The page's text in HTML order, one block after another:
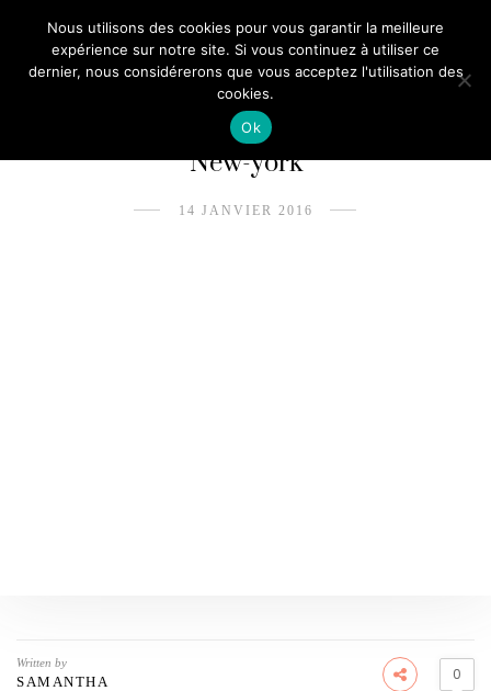
New-york
14 JANVIER 2016
Written by
SAMANTHA 0
Nous utilisons des cookies pour vous garantir la meilleure
expérience sur notre site. Si vous continuez à utiliser ce
dernier, nous considérerons que vous acceptez l'utilisation des
cookies.
Ok